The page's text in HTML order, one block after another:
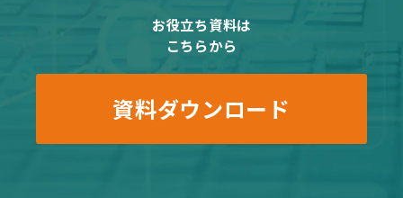
お役立ち資料は
こちらから
資料ダウンロード